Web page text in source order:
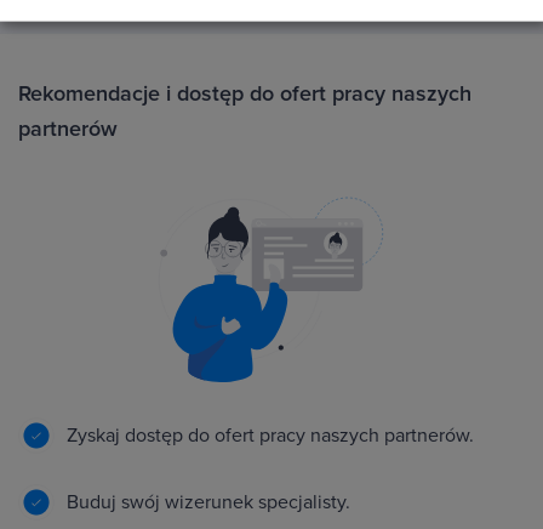
Rekomendacje i dostęp do ofert pracy naszych
partnerów
Zyskaj dostęp do ofert pracy naszych partnerów.
Buduj swój wizerunek specjalisty.